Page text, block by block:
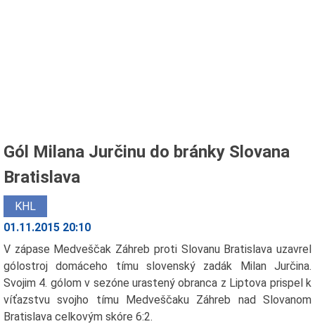
Gól Milana Jurčinu do bránky Slovana
Bratislava
KHL
01.11.2015 20:10
V zápase Medveščak Záhreb proti Slovanu Bratislava uzavrel
gólostroj domáceho tímu slovenský zadák Milan Jurčina.
Svojim 4. gólom v sezóne urastený obranca z Liptova prispel k
víťazstvu svojho tímu Medveščaku Záhreb nad Slovanom
Bratislava celkovým skóre 6:2.